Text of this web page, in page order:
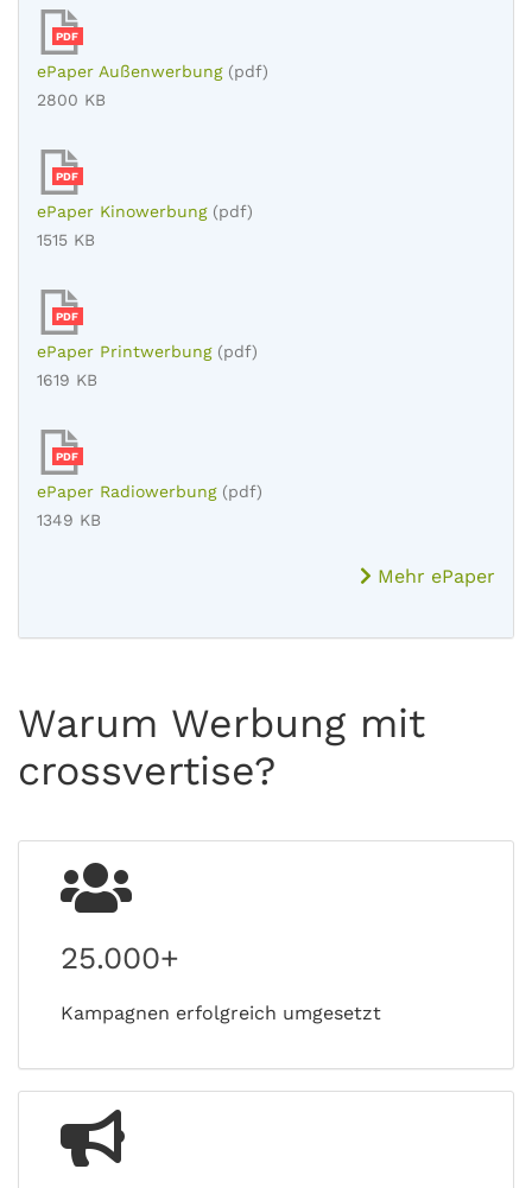
PDF
ePaper Außenwerbung (pdf)
2800 KB
PDF
ePaper Kinowerbung (pdf)
1515 KB
PDF
ePaper Printwerbung (pdf)
1619 KB
PDF
ePaper Radiowerbung (pdf)
1349 KB
Mehr ePaper
Warum Werbung mit
crossvertise?
25.000+
Kampagnen erfolgreich umgesetzt